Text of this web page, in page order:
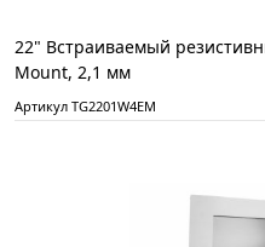
22" Встраиваемый
Mount, 2,1 мм
Артикул TG2201W4EM